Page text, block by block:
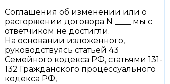
Соглашения об изменении или о
расторжении договора N ____ мы с
ответчиком не достигли.
На основании изложенного,
руководствуясь статьей 43
Семейного кодекса РФ, статьями 131-
132 Гражданского процессуального
кодекса РФ,